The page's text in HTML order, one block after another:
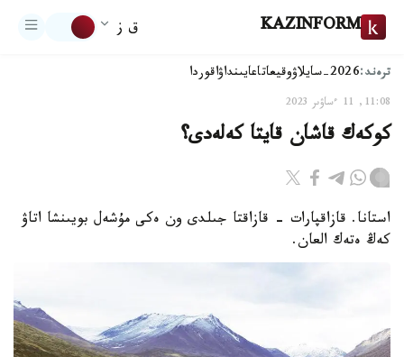
KAZINFORM ق ز
ترەند:2026-سايلاۋ وقيعاتاعايىنداۋاقوردا
11:08, 11 ءساۋىر 2023
كوكەك قاشان قايتا كەلەدى؟
استانا. قازاقپارات - قازاقتا جىلدى ون ەكى مۇشەل بويىنشا اتاۋ
كەڭ ەتەك العان.